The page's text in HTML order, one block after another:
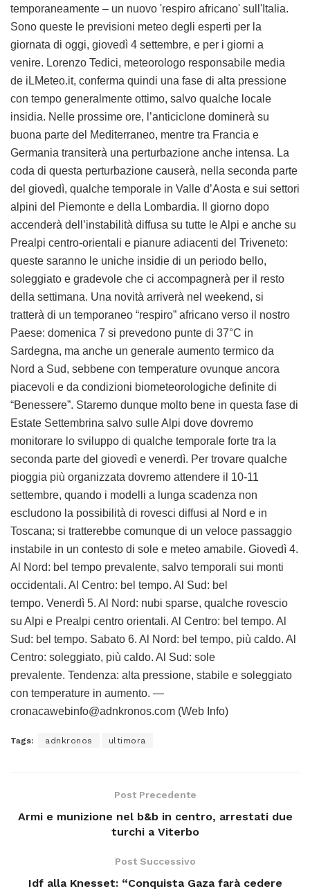
temporaneamente – un nuovo 'respiro africano' sull'Italia.
Sono queste le previsioni meteo degli esperti per la
giornata di oggi, giovedì 4 settembre, e per i giorni a
venire. Lorenzo Tedici, meteorologo responsabile media
de iLMeteo.it, conferma quindi una fase di alta pressione
con tempo generalmente ottimo, salvo qualche locale
insidia. Nelle prossime ore, l’anticiclone dominerà su
buona parte del Mediterraneo, mentre tra Francia e
Germania transiterà una perturbazione anche intensa. La
coda di questa perturbazione causerà, nella seconda parte
del giovedì, qualche temporale in Valle d’Aosta e sui settori
alpini del Piemonte e della Lombardia. Il giorno dopo
accenderà dell’instabilità diffusa su tutte le Alpi e anche su
Prealpi centro-orientali e pianure adiacenti del Triveneto:
queste saranno le uniche insidie di un periodo bello,
soleggiato e gradevole che ci accompagnerà per il resto
della settimana. Una novità arriverà nel weekend, si
tratterà di un temporaneo “respiro” africano verso il nostro
Paese: domenica 7 si prevedono punte di 37°C in
Sardegna, ma anche un generale aumento termico da
Nord a Sud, sebbene con temperature ovunque ancora
piacevoli e da condizioni biometeorologiche definite di
“Benessere”. Staremo dunque molto bene in questa fase di
Estate Settembrina salvo sulle Alpi dove dovremo
monitorare lo sviluppo di qualche temporale forte tra la
seconda parte del giovedì e venerdì. Per trovare qualche
pioggia più organizzata dovremo attendere il 10-11
settembre, quando i modelli a lunga scadenza non
escludono la possibilità di rovesci diffusi al Nord e in
Toscana; si tratterebbe comunque di un veloce passaggio
instabile in un contesto di sole e meteo amabile. Giovedì 4.
Al Nord: bel tempo prevalente, salvo temporali sui monti
occidentali. Al Centro: bel tempo. Al Sud: bel
tempo. Venerdì 5. Al Nord: nubi sparse, qualche rovescio
su Alpi e Prealpi centro orientali. Al Centro: bel tempo. Al
Sud: bel tempo. Sabato 6. Al Nord: bel tempo, più caldo. Al
Centro: soleggiato, più caldo. Al Sud: sole
prevalente. Tendenza: alta pressione, stabile e soleggiato
con temperature in aumento. —
cronacawebinfo@adnkronos.com (Web Info)
Tags: adnkronos ultimora
Post Precedente
Armi e munizione nel b&b in centro, arrestati due
turchi a Viterbo
Post Successivo
Idf alla Knesset: “Conquista Gaza farà cedere